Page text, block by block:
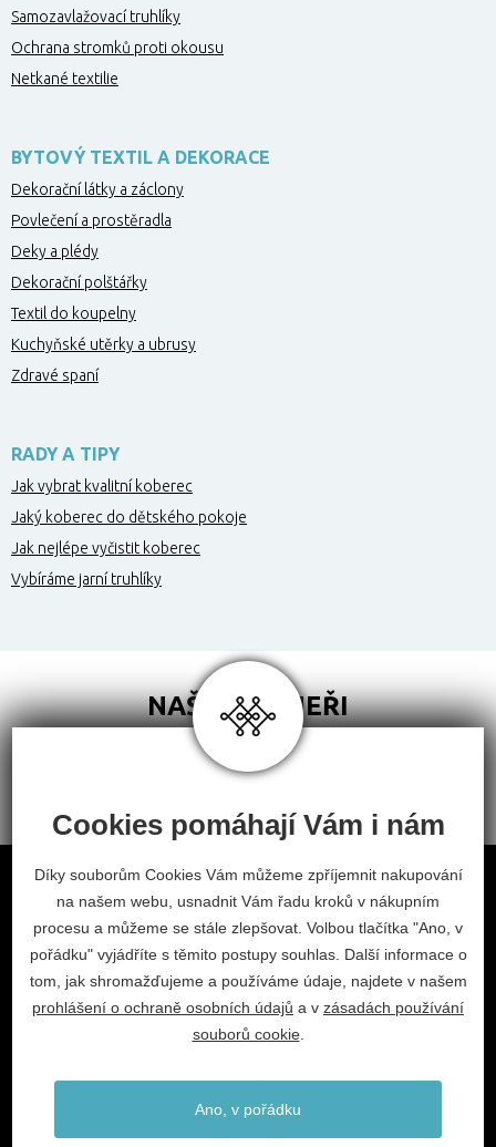
Samozavlažovací truhlíky
Ochrana stromků proti okousu
Netkané textilie
BYTOVÝ TEXTIL A DEKORACE
Dekorační látky a záclony
Povlečení a prostěradla
Deky a plédy
Dekorační polštářky
Textil do koupelny
Kuchyňské utěrky a ubrusy
Zdravé spaní
RADY A TIPY
Jak vybrat kvalitní koberec
Jaký koberec do dětského pokoje
Jak nejlépe vyčistit koberec
Vybíráme jarní truhlíky
NAŠI PARTNEŘI
Obchodní podmínky
Odstoupení od smlouvy
Nastavení cookies
facebookinstagram
2026 © Habitat, a.s.
info@habitat-cz.cz
+420 568 620 101 (prodejna)
Cookies pomáhají Vám i nám
Díky souborům Cookies Vám můžeme zpříjemnit nakupování
na našem webu, usnadnit Vám řadu kroků v nákupním
procesu a můžeme se stále zlepšovat. Volbou tlačítka "Ano, v
pořádku" vyjádříte s těmito postupy souhlas. Další informace o
tom, jak shromažďujeme a používáme údaje, najdete v našem
prohlášení o ochraně osobních údajů a v zásadách používání
souborů cookie.
Ano, v pořádku